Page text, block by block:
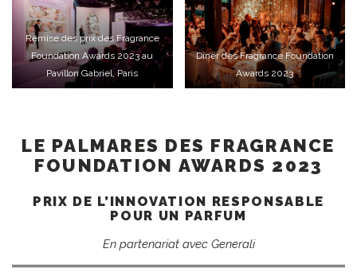
Remise des prix des Fragrance
Foundation Awards 2023 au
Pavillon Gabriel, Paris
Dîner des Fragrance Foundation
Awards 2023
LE PALMARES DES FRAGRANCE
FOUNDATION AWARDS 2023
PRIX DE L’INNOVATION RESPONSABLE
POUR UN PARFUM
En partenariat avec Generali